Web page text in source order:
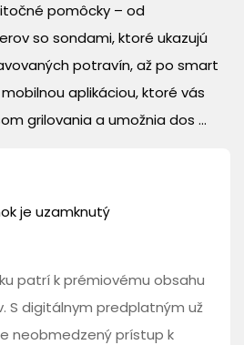
pomôcky – od
so sondami, ktoré ukazujú
potravín, až po smart
aplikáciou, ktoré vás
grilovania a umožnia dos ...
je uzamknutý
patrí k prémiovému obsahu
S digitálnym predplatným už
neobmedzený prístup k